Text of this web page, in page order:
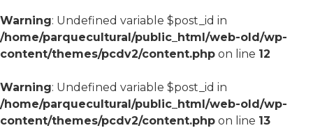
Warning: Undefined variable $post_id in
/home/parquecultural/public_html/web-old/wp-
content/themes/pcdv2/content.php on line 12
Warning: Undefined variable $post_id in
/home/parquecultural/public_html/web-old/wp-
content/themes/pcdv2/content.php on line 13